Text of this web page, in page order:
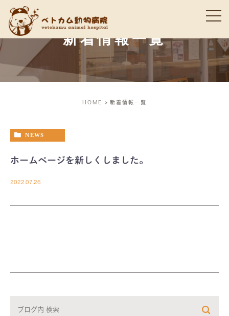
新着情報一覧
HOME 新着情報一覧
NEWS
ホームページを新しくしました。
2022.07.26